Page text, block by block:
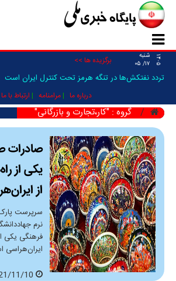
۱۴۰۵
شنبه
۱۷/ ۰۵
برگزیده ها >>
تردد نفتکش‌ها در تنگه هرمز تحت کنترل ایران است
درباره ما مرامنامه ارتباط با ما
گروه : "کار،تجارت و بازرگانی"
صادرات
یکی از
از
سرپرست
نرم
فرهنگی یکی